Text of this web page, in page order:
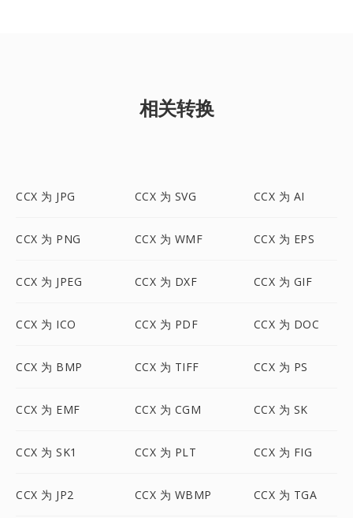
相关转换
CCX 为 JPG CCX 为 SVG CCX 为 AI
CCX 为 PNG CCX 为 WMF CCX 为 EPS
CCX 为 JPEG CCX 为 DXF CCX 为 GIF
CCX 为 ICO CCX 为 PDF CCX 为 DOC
CCX 为 BMP CCX 为 TIFF CCX 为 PS
CCX 为 EMF CCX 为 CGM CCX 为 SK
CCX 为 SK1 CCX 为 PLT CCX 为 FIG
CCX 为 JP2 CCX 为 WBMP CCX 为 TGA